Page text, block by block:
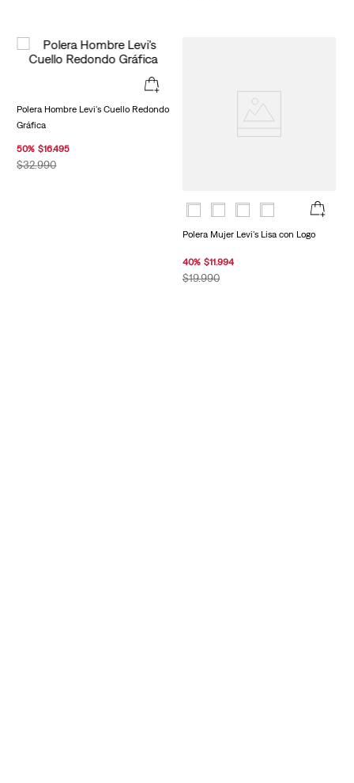
Polera Hombre Levi's Cuello Redondo
Gráfica
50% $16.495
$32.990
Polera Mujer Levi's Lisa con Logo
40% $11.994
$19.990